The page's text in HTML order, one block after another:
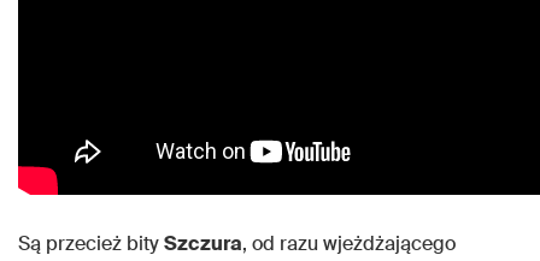
Są przecież bitySzczura, od razu wjeżdżającego